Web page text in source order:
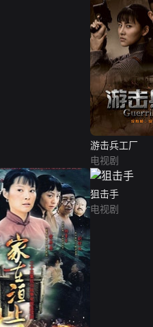
游击兵工厂
电视剧
狙击手
电视剧